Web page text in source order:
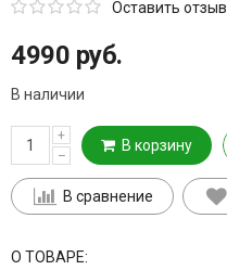
Оставить отзыв
4990 руб.
В наличии
+
–
В корзину
В сравнение
О ТОВАРЕ: